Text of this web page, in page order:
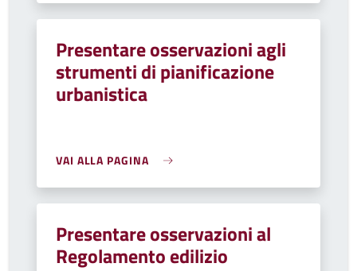
Presentare osservazioni agli
strumenti di pianificazione
urbanistica
VAI ALLA PAGINA
Presentare osservazioni al
Regolamento edilizio